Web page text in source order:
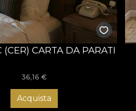
(CER) CARTA DA PARATI
36,16 €
Acquista